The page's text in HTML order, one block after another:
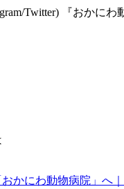
Twitter) 『おかに